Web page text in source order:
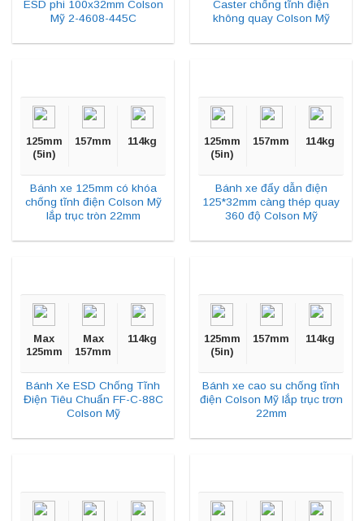
ESD phi 100x32mm Colson
Mỹ 2-4608-445C
Caster chống tĩnh điện
không quay Colson Mỹ
125mm
(5in)
157mm 114kg
Bánh xe 125mm có khóa
chống tĩnh điện Colson Mỹ
lắp trục tròn 22mm
125mm
(5in)
157mm 114kg
Bánh xe đẩy dẫn điện
125*32mm càng thép quay
360 độ Colson Mỹ
Max
125mm
Max
157mm
114kg
Bánh Xe ESD Chống Tĩnh
Điện Tiêu Chuẩn FF-C-88C
Colson Mỹ
125mm
(5in)
157mm 114kg
Bánh xe cao su chống tĩnh
điện Colson Mỹ lắp trục trơn
22mm